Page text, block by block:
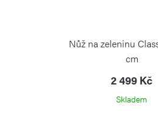
Nůž na zeleninu
cm
2 499 Kč
Skladem